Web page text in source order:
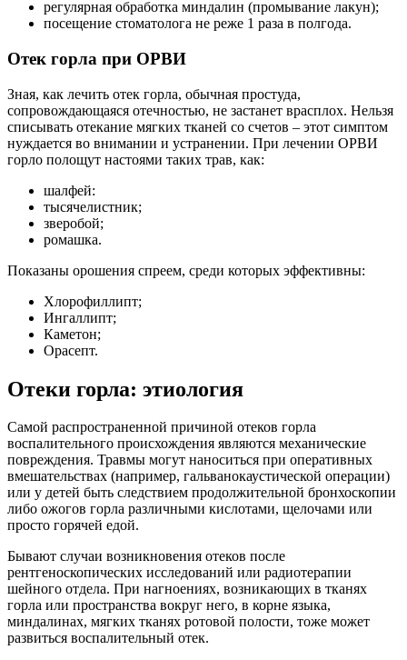
регулярная обработка миндалин (промывание лакун);
посещение стоматолога не реже 1 раза в полгода.
Отек горла при ОРВИ
Зная, как лечить отек горла, обычная простуда,
сопровождающаяся отечностью, не застанет врасплох. Нельзя
списывать отекание мягких тканей со счетов – этот симптом
нуждается во внимании и устранении. При лечении ОРВИ
горло полощут настоями таких трав, как:
шалфей:
тысячелистник;
зверобой;
ромашка.
Показаны орошения спреем, среди которых эффективны:
Хлорофиллипт;
Ингаллипт;
Каметон;
Орасепт.
Отеки горла: этиология
Самой распространенной причиной отеков горла
воспалительного происхождения являются механические
повреждения. Травмы могут наноситься при оперативных
вмешательствах (например, гальванокаустической операции)
или у детей быть следствием продолжительной бронхоскопии
либо ожогов горла различными кислотами, щелочами или
просто горячей едой.
Бывают случаи возникновения отеков после
рентгеноскопических исследований или радиотерапии
шейного отдела. При нагноениях, возникающих в тканях
горла или пространства вокруг него, в корне языка,
миндалинах, мягких тканях ротовой полости, тоже может
развиться воспалительный отек.